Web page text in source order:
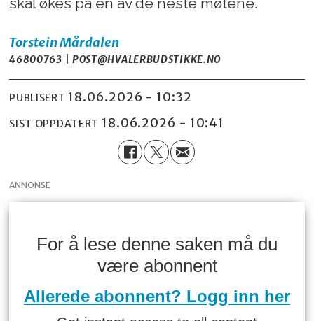
TorsteinMårdalen
46800763 | POST@HVALERBUDSTIKKE.NO
PUBLISERT 18.06.2026 - 10:32
SIST OPPDATERT 18.06.2026 - 10:41
ANNONSE
For å lese denne saken må du
være abonnent
Allerede abonnent? Logg inn her